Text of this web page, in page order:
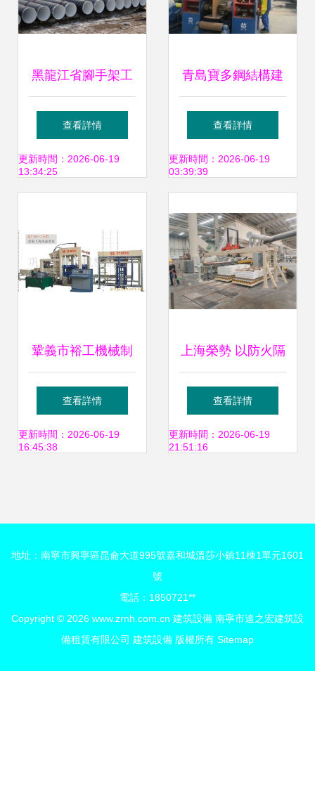
黑龍江省腳手架工
程中五油三布防腐
鋼管的應用與評價
查看詳情
更新時間：2026-06-19
13:34:25
青島寶多鋼結構建
筑制品 加工技術、
設備與腳手架展示
查看詳情
更新時間：2026-06-19
03:39:39
鞏義市裕工機械制
造廠 專業建材機械
制造與建筑設備租
查看詳情
更新時間：2026-06-19
16:45:38
上海榮勢 以防火隔
熱新材料創新為引
擎，推動建筑節能
查看詳情
更新時間：2026-06-19
21:51:16
地址：南寧市興寧區昆侖大道995號嘉和城溫莎小鎮11棟1單元1601
號
電話：1850721**
Copyright © 2026 www.zrnh.com.cn 建筑設備 南寧市遠之宏建筑設
備租賃有限公司 建筑設備 版權所有 Sitemap